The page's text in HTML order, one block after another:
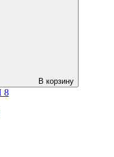
В корзину